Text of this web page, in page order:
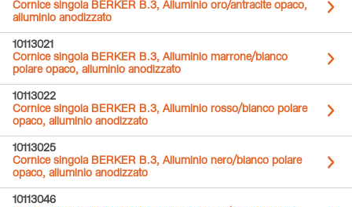
Cornice singola BERKER B.3, Alluminio oro/antracite opaco,
alluminio anodizzato
10113021
Cornice singola BERKER B.3, Alluminio marrone/bianco
polare opaco, alluminio anodizzato
10113022
Cornice singola BERKER B.3, Alluminio rosso/bianco polare
opaco, alluminio anodizzato
10113025
Cornice singola BERKER B.3, Alluminio nero/bianco polare
opaco, alluminio anodizzato
10113046